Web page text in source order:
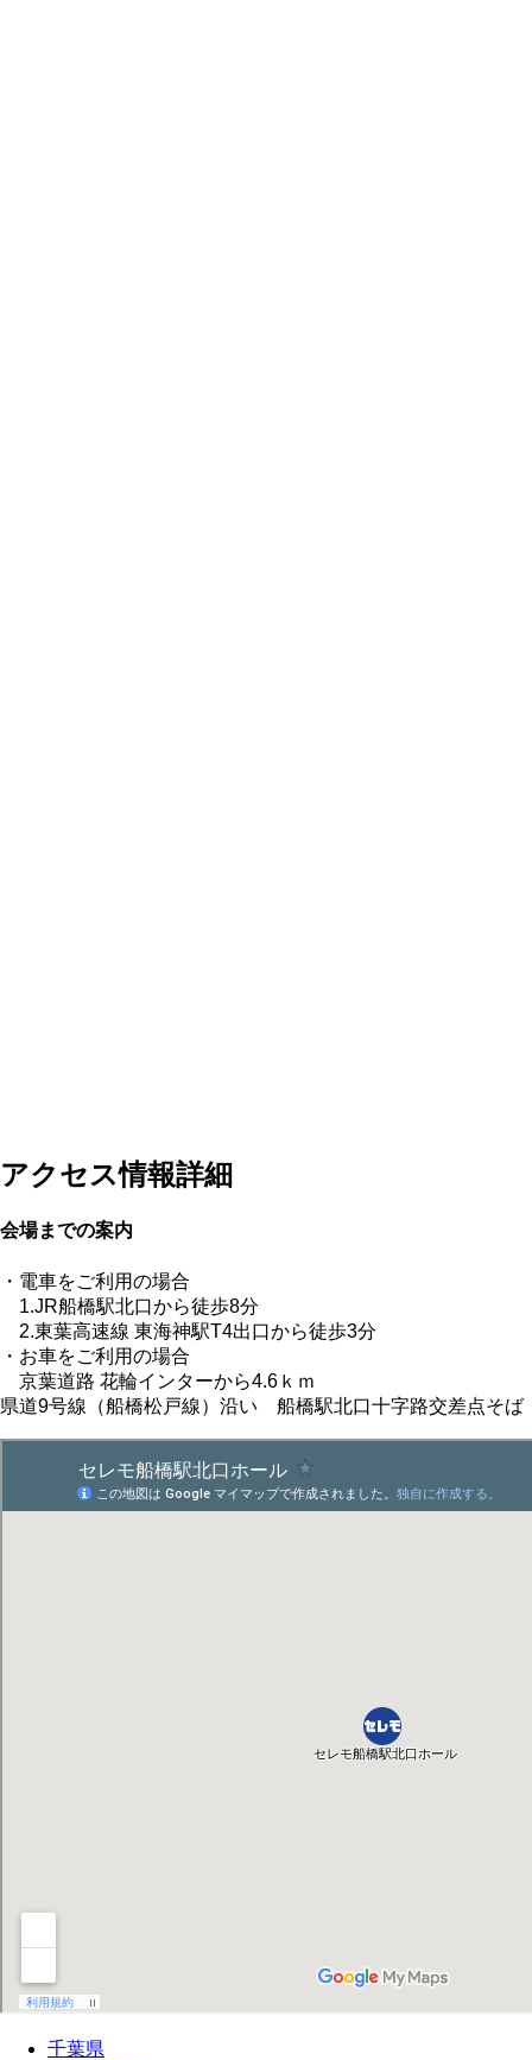
アクセス情報詳細
会場までの案内
・電車をご利用の場合
1.JR船橋駅北口から徒歩8分
2.東葉高速線 東海神駅T4出口から徒歩3分
・お車をご利用の場合
京葉道路 花輪インターから4.6ｋｍ
県道9号線（船橋松戸線）沿い 船橋駅北口十字路交差点そば
千葉県